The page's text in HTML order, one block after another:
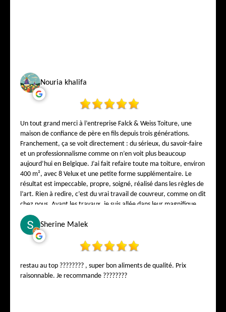
Nouria khalifa
Un tout grand merci à l’entreprise Falck & Weiss Toiture, une
maison de confiance de père en fils depuis trois générations.
Franchement, ça se voit directement : du sérieux, du savoir-faire
et un professionnalisme comme on n’en voit plus beaucoup
aujourd’hui en Belgique. J’ai fait refaire toute ma toiture, environ
400 m², avec 8 Velux et une petite forme supplémentaire. Le
résultat est impeccable, propre, soigné, réalisé dans les règles de
l’art. Rien à redire, c’est du vrai travail de couvreur, comme on dit
chez nous. Avant les travaux, je suis allée dans leur magnifique
showroom au 1, rue de la Bonté – 1000 Bruxelles pour choisir mes
tuiles. Et là, j’ai vraiment été impressionnée ! On est super bien
reçu, on vous explique tout calmement, on vous conseille comme
si vous étiez de la famille. On sent directement que Monsieur
correct, honnête, humain, et qui respecte ses clients. L’équipe est
gentille, propre, ponctuelle, travaille carré et avec le sourire.
Sherine Malek
restau au top ???????? , super bon aliments de qualité. Prix
raisonnable. Je recommande ????????